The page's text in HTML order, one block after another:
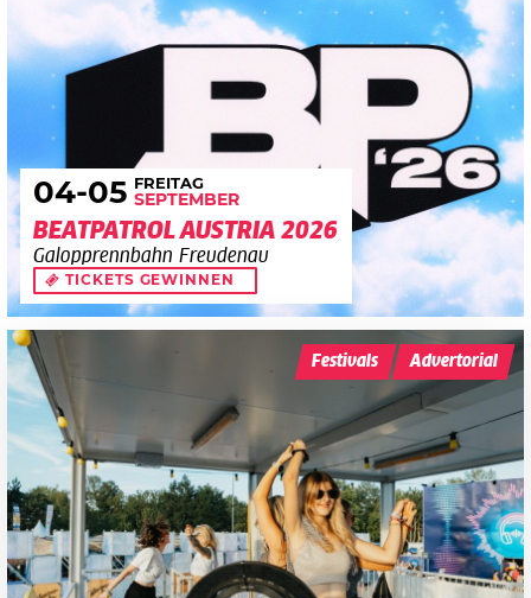
04-05 FREITAG
SEPTEMBER
BEATPATROL AUSTRIA 2026
Galopprennbahn Freudenau
TICKETS GEWINNEN
Festivals Advertorial